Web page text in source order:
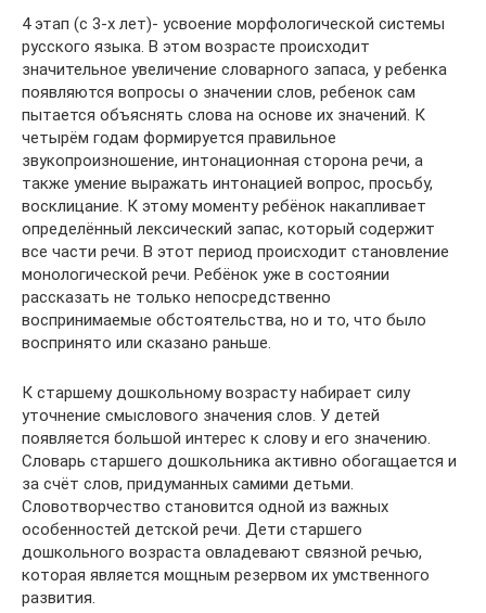
4 этап (с 3-х лет)- усвоение морфологической системы
русского языка. В этом возрасте происходит
значительное увеличение словарного запаса, у ребенка
появляются вопросы о значении слов, ребенок сам
пытается объяснять слова на основе их значений. К
четырём годам формируется правильное
звукопроизношение, интонационная сторона речи, а
также умение выражать интонацией вопрос, просьбу,
восклицание. К этому моменту ребёнок накапливает
определённый лексический запас, который содержит
все части речи. В этот период происходит становление
монологической речи. Ребёнок уже в состоянии
рассказать не только непосредственно
воспринимаемые обстоятельства, но и то, что было
воспринято или сказано раньше.
К старшему дошкольному возрасту набирает силу
уточнение смыслового значения слов. У детей
появляется большой интерес к слову и его значению.
Словарь старшего дошкольника активно обогащается и
за счёт слов, придуманных самими детьми.
Словотворчество становится одной из важных
особенностей детской речи. Дети старшего
дошкольного возраста овладевают связной речью,
которая является мощным резервом их умственного
развития.